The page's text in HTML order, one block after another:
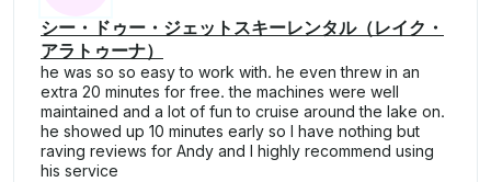
シー・ドゥー・ジェットスキーレンタル（レイク・
アラトゥーナ）
he was so so easy to work with. he even threw in an
extra 20 minutes for free. the machines were well
maintained and a lot of fun to cruise around the lake on.
he showed up 10 minutes early so I have nothing but
raving reviews for Andy and I highly recommend using
his service